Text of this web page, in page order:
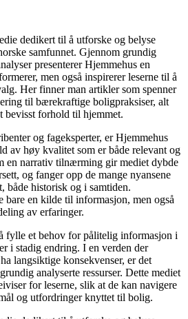
dedikert til å utforske og belyse
samfunnet. Gjennom grundig
presenterer Hjemmehus en
men også inspirerer leserne til å
Her finner man artikler som spenner
til bærekraftige boligpraksiser, alt
bevisst forhold til hjemmet.
og fageksperter, er Hjemmehus
av høy kvalitet som er både relevant og
en narrativ tilnærming gir mediet dybde
og fanger opp de mange nyansene
både historisk og i samtiden.
bare en kilde til informasjon, men også
av erfaringer.
fylle et behov for pålitelig informasjon i
i stadig endring. I en verden der
langsiktige konsekvenser, er det
analyserte ressurser. Dette mediet
for leserne, slik at de kan navigere
og utfordringer knyttet til bolig.